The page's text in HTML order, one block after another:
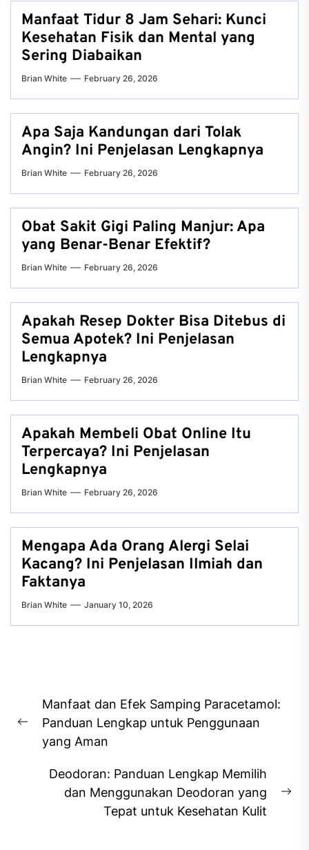
Manfaat Tidur 8 Jam Sehari: Kunci
Kesehatan Fisik dan Mental yang
Sering Diabaikan
Brian White February 26, 2026
Apa Saja Kandungan dari Tolak
Angin? Ini Penjelasan Lengkapnya
Brian White February 26, 2026
Obat Sakit Gigi Paling Manjur: Apa
yang Benar-Benar Efektif?
Brian White February 26, 2026
Apakah Resep Dokter Bisa Ditebus di
Semua Apotek? Ini Penjelasan
Lengkapnya
Brian White February 26, 2026
Apakah Membeli Obat Online Itu
Terpercaya? Ini Penjelasan
Lengkapnya
Brian White February 26, 2026
Mengapa Ada Orang Alergi Selai
Kacang? Ini Penjelasan Ilmiah dan
Faktanya
Brian White January 10, 2026
navigation
Previous
post:
Manfaat dan Efek Samping Paracetamol:
Panduan Lengkap untuk Penggunaan
yang Aman
Deodoran: Panduan Lengkap Memilih
dan Menggunakan Deodoran yang
Tepat untuk Kesehatan Kulit